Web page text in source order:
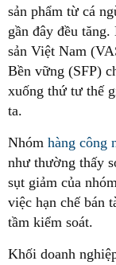
sản phẩm từ cá
gần đây đều
sản Việt Nam
Bền vững (SFP)
xuống thứ tư thế
ta.
Nhóm hàng công
như thường thấy
sụt giảm của
việc hạn chế bán
tầm kiểm soát.
Khối doanh